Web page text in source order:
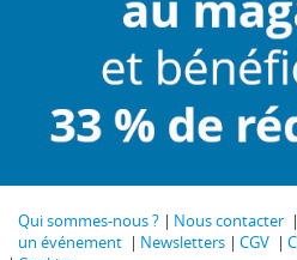
Qui sommes-nous ? Nous contacter
un événement
Newsletters CGV